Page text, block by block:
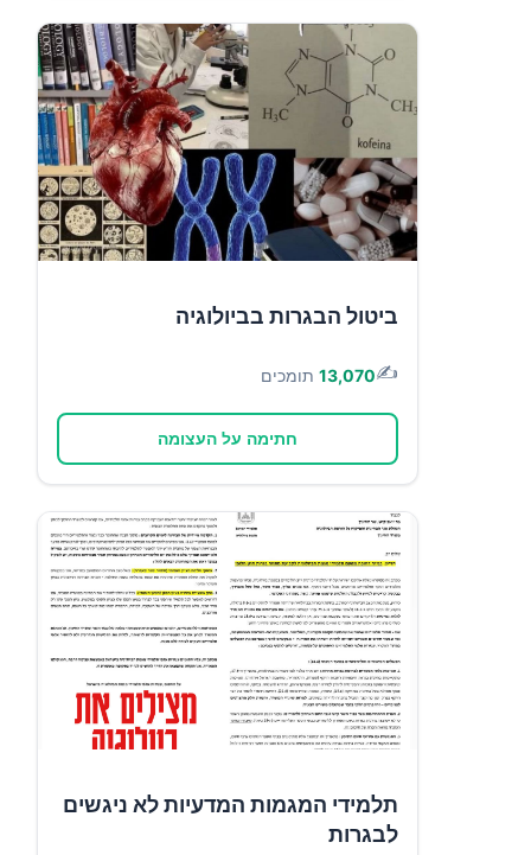
ביטול הבגרות בביולוגיה
✍️
13,070 תומכים
חתימה על העצומה
תלמידי המגמות המדעיות לא ניגשים
לבגרות